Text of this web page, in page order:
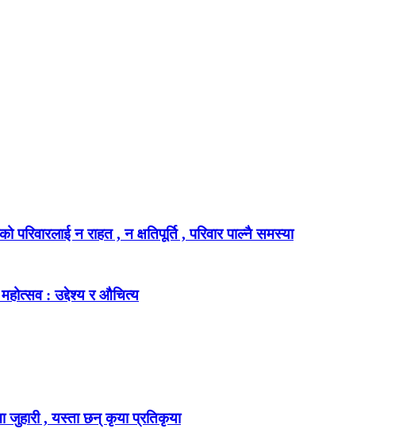
न राहत , न क्षतिपूर्ति , परिवार पाल्नै समस्या
महोत्सव : उद्देश्य र औचित्य
जुहारी , यस्ता छन् कृया प्रतिकृया